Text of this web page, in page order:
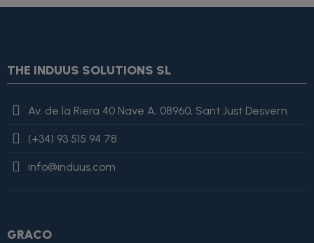
THE INDUUS SOLUTIONS SL
Av. de la Riera 40 Nave A, 08960, Sant Just Desvern
(+34) 93 515 94 78
info@induus.com
GRACO
value=$imagesJson|cat:'"'}{assign var="imagesJson"
value=$imagesJson|cat:$image.url}{assign var="imagesJson"
value=$imagesJson|cat:', "'}{assign var="imagesJson"
value=$imagesJson|cat:'"'} {/if} {/foreach}
Martínez" }, "reviewRating": { "@type": "Rating", "ratingValue":